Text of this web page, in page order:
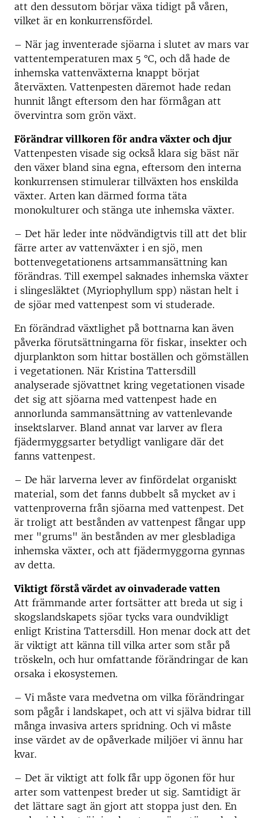
att den dessutom börjar växa tidigt på våren,
vilket är en konkurrensfördel.
– När jag inventerade sjöarna i slutet av mars var
vattentemperaturen max 5 °C, och då hade de
inhemska vattenväxterna knappt börjat
återväxten. Vattenpesten däremot hade redan
hunnit långt eftersom den har förmågan att
övervintra som grön växt.
Förändrar villkoren för andra växter och djur
Vattenpesten visade sig också klara sig bäst när
den växer bland sina egna, eftersom den interna
konkurrensen stimulerar tillväxten hos enskilda
växter. Arten kan därmed forma täta
monokulturer och stänga ute inhemska växter.
– Det här leder inte nödvändigtvis till att det blir
färre arter av vattenväxter i en sjö, men
bottenvegetationens artsammansättning kan
förändras. Till exempel saknades inhemska växter
i slingesläktet (Myriophyllum spp) nästan helt i
de sjöar med vattenpest som vi studerade.
En förändrad växtlighet på bottnarna kan även
påverka förutsättningarna för fiskar, insekter och
djurplankton som hittar boställen och gömställen
i vegetationen. När Kristina Tattersdill
analyserade sjövattnet kring vegetationen visade
det sig att sjöarna med vattenpest hade en
annorlunda sammansättning av vattenlevande
insektslarver. Bland annat var larver av flera
fjädermyggsarter betydligt vanligare där det
fanns vattenpest.
– De här larverna lever av finfördelat organiskt
material, som det fanns dubbelt så mycket av i
vattenproverna från sjöarna med vattenpest. Det
är troligt att bestånden av vattenpest fångar upp
mer "grums" än bestånden av mer glesbladiga
inhemska växter, och att fjädermyggorna gynnas
av detta.
Viktigt förstå värdet av oinvaderade vatten
Att främmande arter fortsätter att breda ut sig i
skogslandskapets sjöar tycks vara oundvikligt
enligt Kristina Tattersdill. Hon menar dock att det
är viktigt att känna till vilka arter som står på
tröskeln, och hur omfattande förändringar de kan
orsaka i ekosystemen.
– Vi måste vara medvetna om vilka förändringar
som pågår i landskapet, och att vi själva bidrar till
många invasiva arters spridning. Och vi måste
inse värdet av de opåverkade miljöer vi ännu har
kvar.
– Det är viktigt att folk får upp ögonen för hur
arter som vattenpest breder ut sig. Samtidigt är
det lättare sagt än gjort att stoppa just den. En